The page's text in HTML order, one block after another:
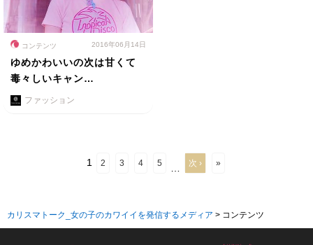
コンテンツ 2016年06月14日
ゆめかわいいの次は甘くて
毒々しいキャン…
ファッション
1 2 3 4 5 次 › »
カリスマトーク_女の子のカワイイを発信するメディア > コンテンツ